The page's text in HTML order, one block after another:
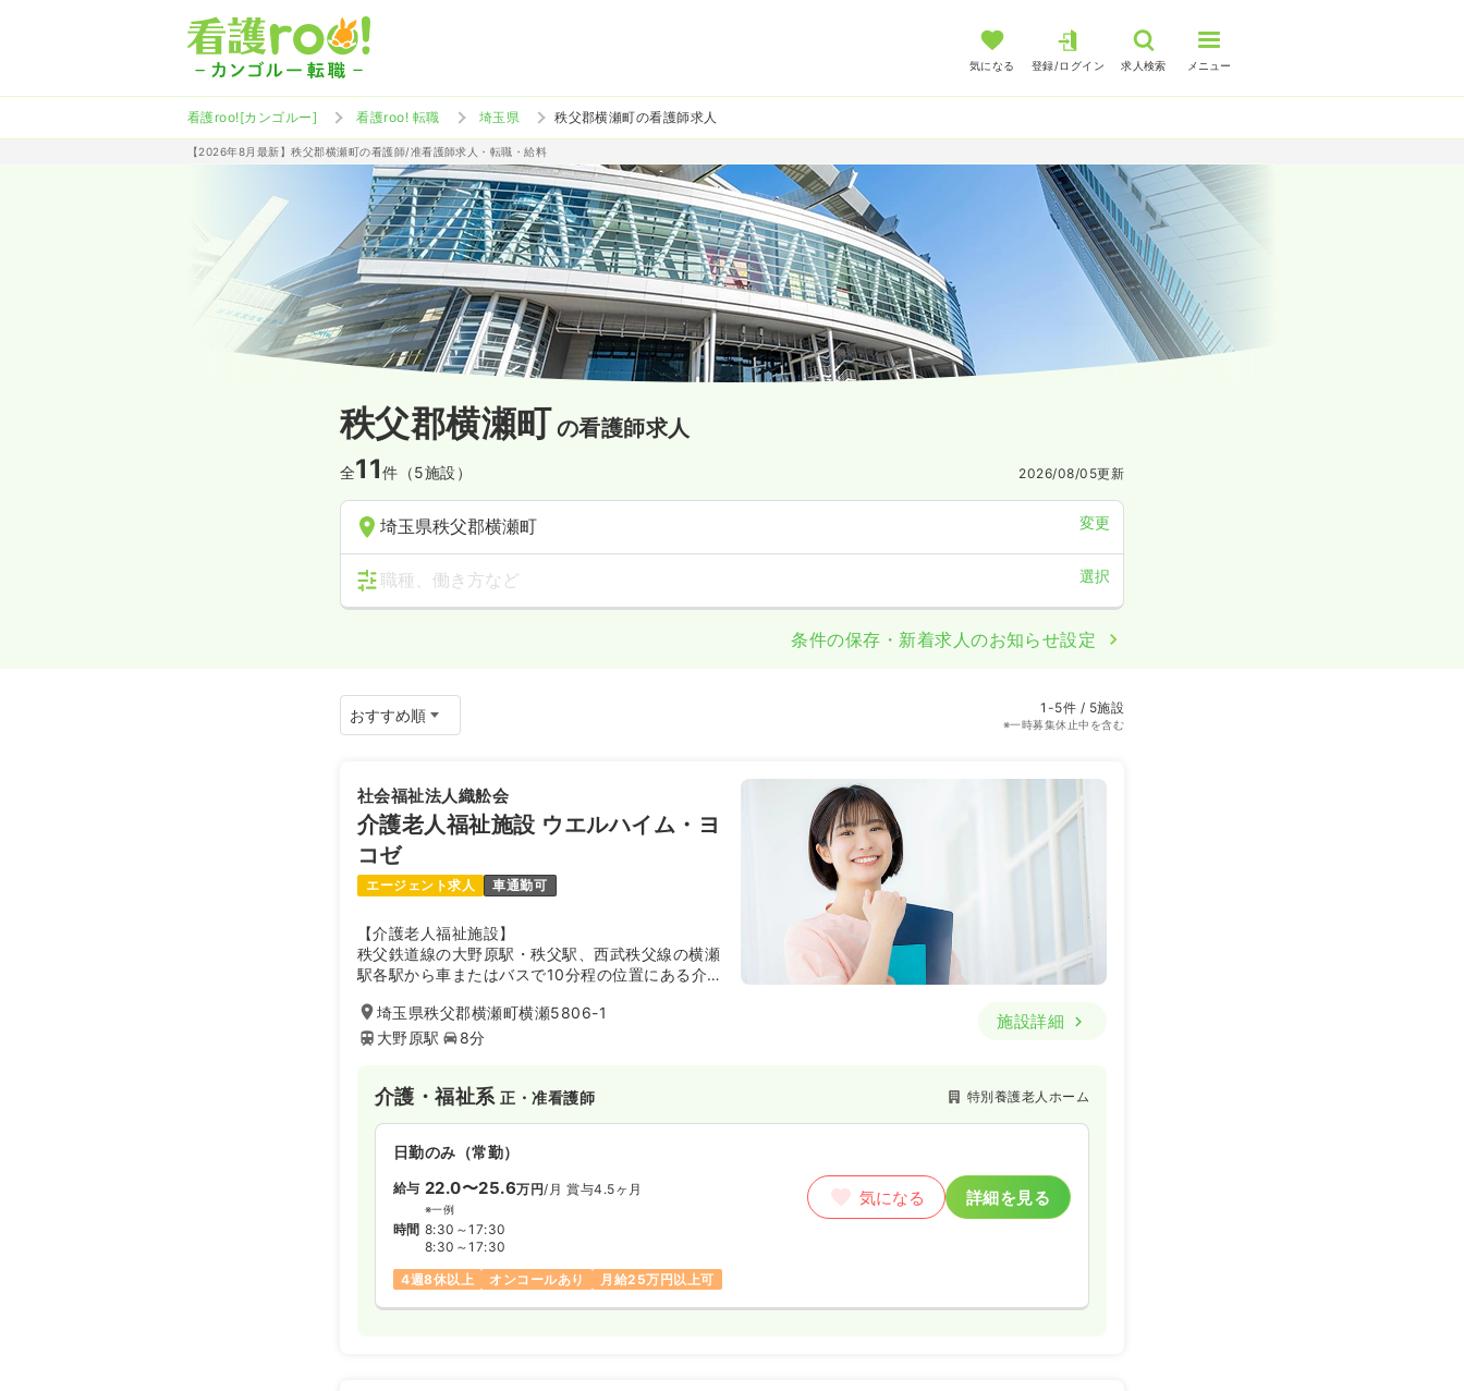
気になる 登録/ログイン 求人検索 メニュー
看護roo![カンゴルー] 看護roo! 転職 埼玉県 秩父郡横瀬町の看護師求人
【2026年8月最新】秩父郡横瀬町の看護師/准看護師求人・転職・給料
秩父郡横瀬町の看護師求人
全11件（5施設） 2026/08/05更新
埼玉県秩父郡横瀬町 変更
職種、働き方など 選択
条件の保存・新着求人のお知らせ設定
1-5件 / 5施設
※一時募集休止中を含む
社会福祉法人織舩会
介護老人福祉施設 ウエルハイム・ヨ
コゼ
エージェント求人 車通勤可
【介護老人福祉施設】
秩父鉄道線の大野原駅・秩父駅、西武秩父線の横瀬
駅各駅から車またはバスで10分程の位置にある介護
「利用者本位」「根拠ある介護」の実践を基軸に明
るい介護サービス提供を心がけてきました。周辺に
埼玉県秩父郡横瀬町横瀬5806-1
大野原駅
8分
施設詳細
介護・福祉系正・准看護師 特別養護老人ホーム
日勤のみ（常勤）
給与 22.0〜25.6万円/月 賞与4.5ヶ月
※一例
時間 8:30～17:30
8:30～17:30
4週8休以上
オンコールあり 月給25万円以上可
気になる 詳細を見る